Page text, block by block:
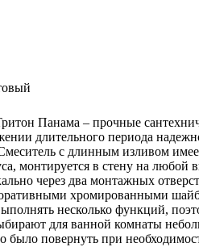
Панама – прочные
длительного периода
с длинным изливом
монтируется в стену на любой
через два монтажных
хромированными
несколько функций,
для ванной комнаты
было повернуть при